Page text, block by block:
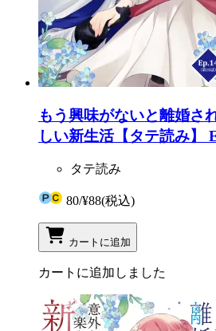
もう興味がないと離婚さ
しい新生活【タテ読み】
タテ読み
80/¥88(税込)
カートに追加
カートに追加しました